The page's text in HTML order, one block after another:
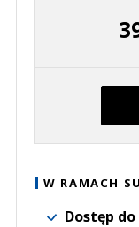
W RAMACH
Dostęp